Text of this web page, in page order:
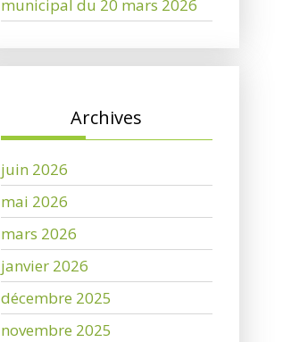
municipal du 20 mars 2026
Archives
juin 2026
mai 2026
mars 2026
janvier 2026
décembre 2025
novembre 2025